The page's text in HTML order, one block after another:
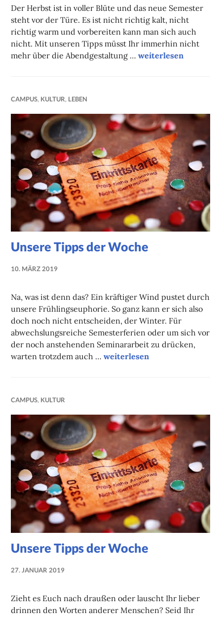
Der Herbst ist in voller Blüte und das neue Semester
steht vor der Türe. Es ist nicht richtig kalt, nicht
richtig warm und vorbereiten kann man sich auch
nicht. Mit unseren Tipps müsst Ihr immerhin nicht
mehr über die Abendgestaltung …Unsere Tipps der
weiterlesen
CAMPUS, KULTUR, LEBEN
Unsere Tipps der Woche
10. MÄRZ 2019
Na, was ist denn das? Ein kräftiger Wind pustet durch
unsere Frühlingseuphorie. So ganz kann er sich also
doch noch nicht entscheiden, der Winter. Für
abwechslungsreiche Semesterferien oder um sich vor
der noch anstehenden Seminararbeit zu drücken,
warten trotzdem auch …Unsere Tipps der Woche
weiterlesen
CAMPUS, KULTUR
Unsere Tipps der Woche
27. JANUAR 2019
Zieht es Euch nach draußen oder lauscht Ihr lieber
drinnen den Worten anderer Menschen? Seid Ihr